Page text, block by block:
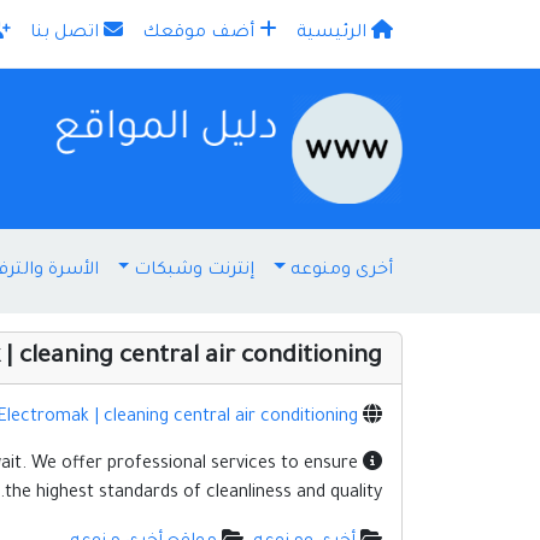
الرئيسية أضف موقعك اتصل بنا
أخرى ومنوعه إنترنت وشبكات الأسرة
| cleaning central air conditioning
| cleaning central air conditioning
We offer professional services to ensure
the highest standards of cleanliness and quality.